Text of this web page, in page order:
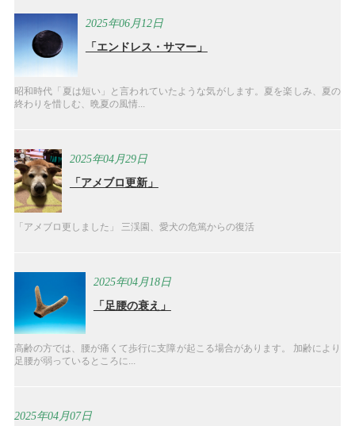
2025年06月12日
「エンドレス・サマー」
昭和時代「夏は短い」と言われていたような気がします。夏を楽しみ、夏の
終わりを惜しむ、晩夏の風情...
2025年04月29日
「アメブロ更新」
「アメブロ更しました」 三渓園、愛犬の危篤からの復活
2025年04月18日
「足腰の衰え」
高齢の方では、腰が痛くて歩行に支障が起こる場合があります。 加齢により
足腰が弱っているところに...
2025年04月07日